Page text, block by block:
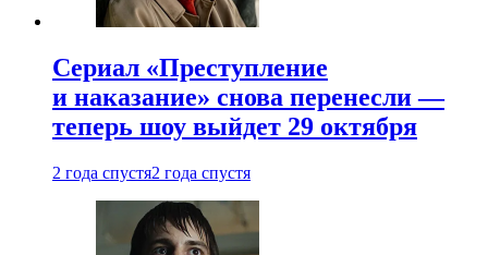
Сериал «Преступление
и наказание» снова перенесли —
теперь шоу выйдет 29 октября
2 года спустя2 года спустя